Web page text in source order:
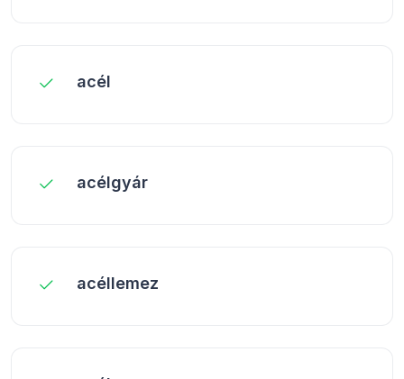
acél
acélgyár
acéllemez